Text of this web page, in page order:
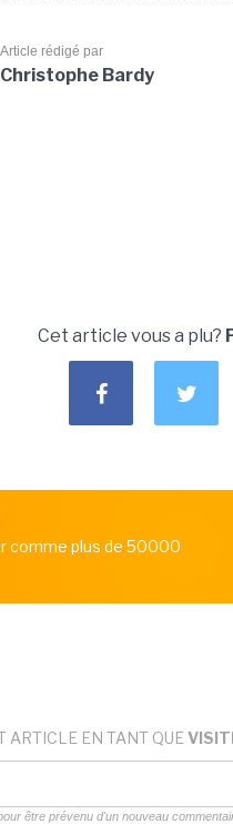
Article rédigé par
Christophe Bardy
Cet article vous a plu?
comme plus de 50000
ARTICLE EN TANT QUE
être prévenu d'un nouveau